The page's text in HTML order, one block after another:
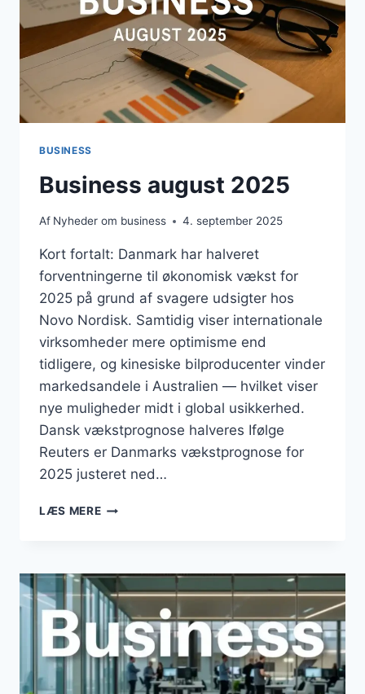
BUSINESS
Business august 2025
Af Nyheder om business 4. september 2025
Kort fortalt: Danmark har halveret
forventningerne til økonomisk vækst for
2025 på grund af svagere udsigter hos
Novo Nordisk. Samtidig viser internationale
virksomheder mere optimisme end
tidligere, og kinesiske bilproducenter vinder
markedsandele i Australien — hvilket viser
nye muligheder midt i global usikkerhed.
Dansk vækstprognose halveres Ifølge
Reuters er Danmarks vækstprognose for
2025 justeret ned…
LÆS MEREBUSINESS